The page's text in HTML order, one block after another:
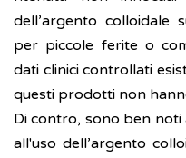
dell’argento colloidale
per piccole ferite o
dati clinici controllati
questi prodotti non
Di contro, sono ben
all'uso dell’argento